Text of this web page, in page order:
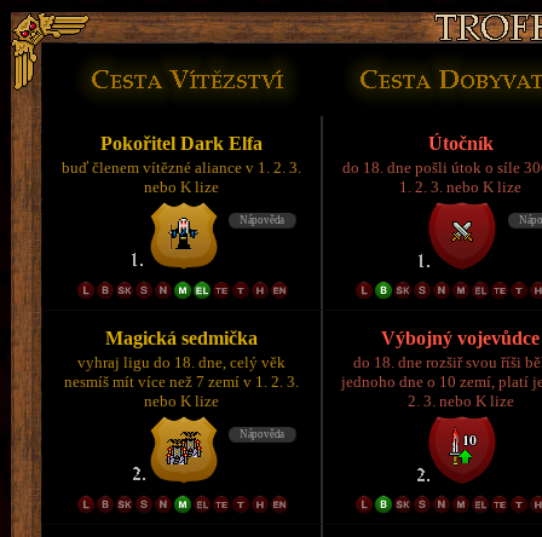
Pokořitel Dark Elfa
buď členem vítězné aliance v 1. 2. 3.
nebo K lize
Útočník
do 18. dne pošli útok o síle
1. 2. 3. nebo K lize
Magická sedmička
vyhraj ligu do 18. dne, celý věk
nesmíš mít více než 7 zemí v 1. 2. 3.
nebo K lize
Výbojný vojevůdce
do 18. dne rozšiř svou říši
jednoho dne o 10 zemí, platí
2. 3. nebo K lize